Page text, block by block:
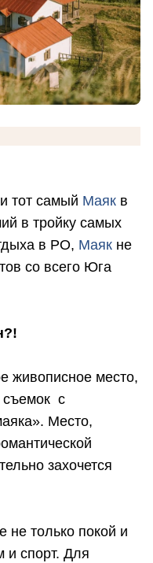
тот самый Маяк в
в тройку самых
в РО, Маяк не
со всего Юга
живописное место,
съемок с
Место,
захочется
не только покой и
и спорт. Для